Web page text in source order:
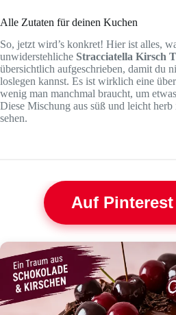
Alle Zutaten für deinen Kuchen
So, jetzt wird’s konkret! Hier ist alles,
unwiderstehliche Stracciatella Kirsch
übersichtlich aufgeschrieben, damit du
loslegen kannst. Es ist wirklich eine
wenig man manchmal braucht, um
Diese Mischung aus süß und leicht
sehen.
Auf